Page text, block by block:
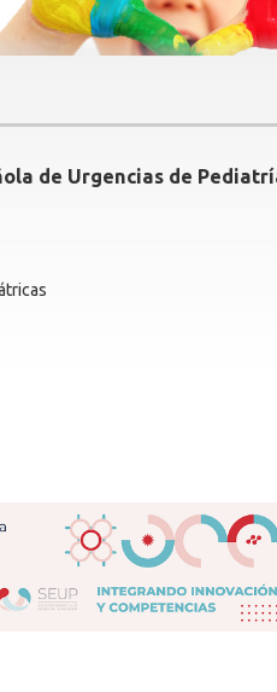
de Urgencias de